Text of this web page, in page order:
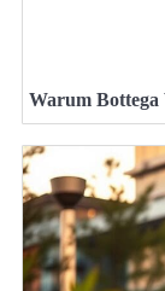
Warum Bottega